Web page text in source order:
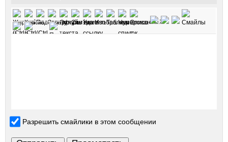
Разрешить смайлики в этом сообщении